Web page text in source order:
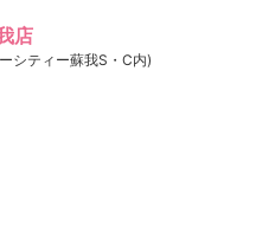
店
シティー蘇我S・C内)